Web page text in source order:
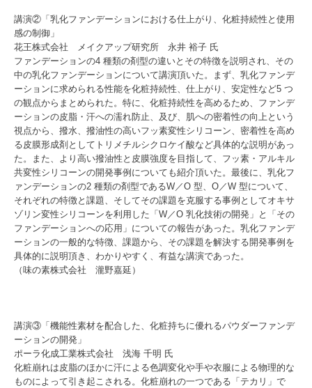
講演②「乳化ファンデーションにおける仕上がり、化粧持続性と使用
感の制御」
花王株式会社 メイクアップ研究所 永井 裕子 氏
ファンデーションの4 種類の剤型の違いとその特徴を説明され、その
中の乳化ファンデーションについて講演頂いた。まず、乳化ファンデ
ーションに求められる性能を化粧持続性、仕上がり、安定性など5 つ
の観点からまとめられた。特に、化粧持続性を高めるため、ファンデ
ーションの皮脂・汗への濡れ防止、及び、肌への密着性の向上という
視点から、撥水、撥油性の高いフッ素変性シリコーン、密着性を高め
る皮膜形成剤としてトリメチルシクロケイ酸など具体的な説明があっ
た。また、より高い撥油性と皮膜強度を目指して、フッ素・アルキル
共変性シリコーンの開発事例についても紹介頂いた。最後に、乳化フ
ァンデーションの2 種類の剤型であるW／O 型、O／W 型について、
それぞれの特徴と課題、そしてその課題を克服する事例としてオキサ
ゾリン変性シリコーンを利用した「W／O 乳化技術の開発」と「その
ファンデーションへの応用」についての報告があった。乳化ファンデ
ーションの一般的な特徴、課題から、その課題を解決する開発事例を
具体的に説明頂き、わかりやすく、有益な講演であった。
（味の素株式会社 瀧野嘉延）
講演③「機能性素材を配合した、化粧持ちに優れるパウダーファンデ
ーションの開発」
ポーラ化成工業株式会社 浅海 千明 氏
化粧崩れは皮脂のほかに汗による色調変化や手や衣服による物理的な
ものによって引き起こされる。化粧崩れの一つである「テカリ」で